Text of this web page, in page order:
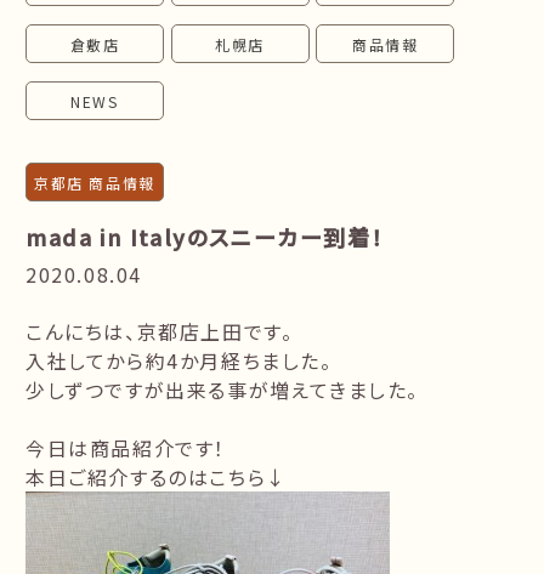
倉敷店 札幌店 商品情報
NEWS
京都店 商品情報
mada in Italyのスニーカー到着！
2020.08.04
こんにちは、京都店上田です。
入社してから約4か月経ちました。
少しずつですが出来る事が増えてきました。
今日は商品紹介です！
本日ご紹介するのはこちら↓